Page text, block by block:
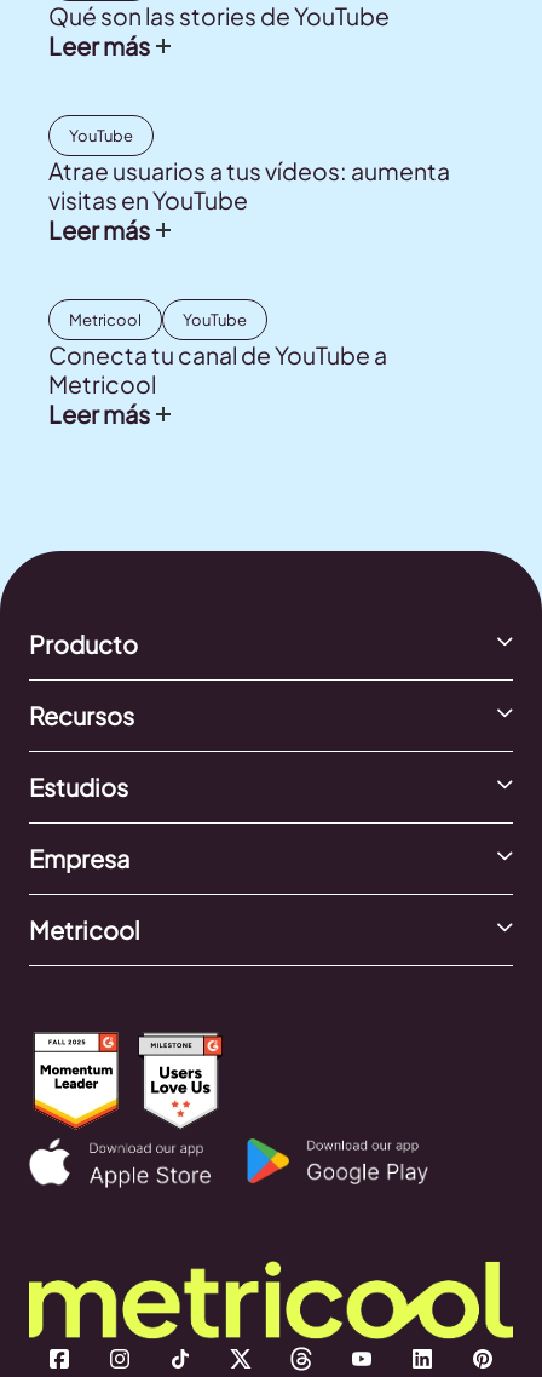
Qué son las stories de YouTube
Leer más
YouTube
Atrae usuarios a tus vídeos: aumenta
visitas en YouTube
Leer más
Metricool YouTube
Conecta tu canal de YouTube a
Metricool
Leer más
Producto
Recursos
Estudios
Empresa
Metricool